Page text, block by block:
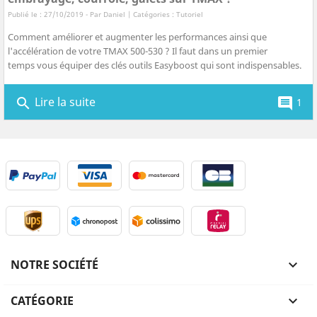
Publié le : 27/10/2019 - Par Daniel | Catégories : Tutoriel
Comment améliorer et augmenter les performances ainsi que
l'accélération de votre TMAX 500-530 ? Il faut dans un premier
temps vous équiper des clés outils Easyboost qui sont indispensables.
search Lire la suite comment 1
NOTRE SOCIÉTÉ 
CATÉGORIE 